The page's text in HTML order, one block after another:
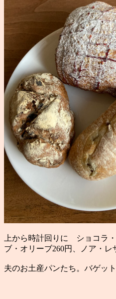
上から時計回りに ショコラ
ブ・オリーブ260円、ノア・レ
夫のお土産パンたち。バゲッ